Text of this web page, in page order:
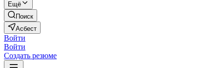
Ещё
Поиск
Асбест
Войти
Войти
Создать резюме